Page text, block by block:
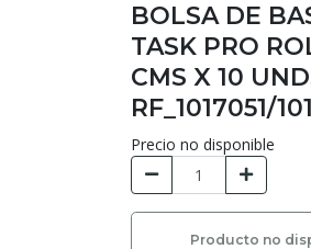
BOLSA DE
TASK PRO
CMS X 10
RF_1017051/
Precio no disponible
Producto no